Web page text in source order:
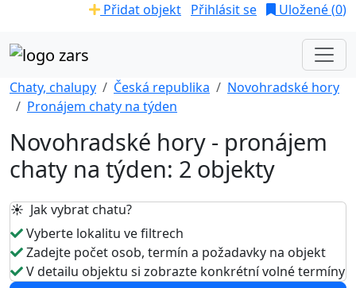
Přidat objekt Přihlásit se Uložené (0)
Chaty, chalupy Česká republika
Novohradské hory
Pronájem chaty na týden
Novohradské hory - pronájem
chaty na týden: 2 objekty
☀️ Jak vybrat chatu?
Vyberte lokalitu ve filtrech
Zadejte počet osob, termín a požadavky na objekt
V detailu objektu si zobrazte konkrétní volné termíny